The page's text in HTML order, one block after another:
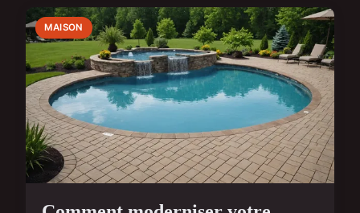
MAISON